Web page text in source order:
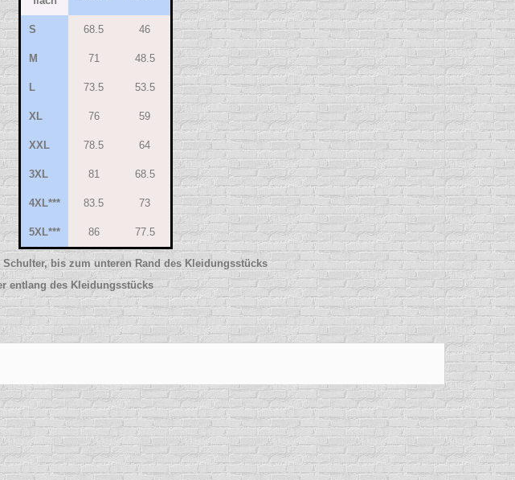
S 68.5 46
M 71 48.5
L 73.5 53.5
XL 76 59
XXL 78.5 64
3XL 81 68.5
4XL*** 83.5 73
5XL*** 86 77.5
bis zum unteren Rand des Kleidungsstücks
entlang des Kleidungsstücks